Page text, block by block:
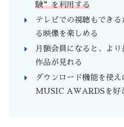
験”を利用する
テレビでの視聴もでき
る映像を楽しめる
月額会員になると、よ
作品が見れる
ダウンロード機能を使
MUSIC AWARDSを好